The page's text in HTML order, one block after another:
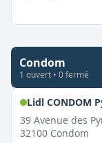
Condom
1 ouvert • 0fermé
Lidl CONDOM
39 Avenue des
32100 Condom